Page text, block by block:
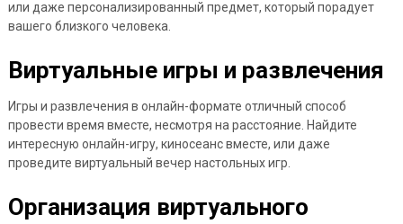
или даже персонализированный предмет, который порадует
вашего близкого человека.
Виртуальные игры и развлечения
Игры и развлечения в онлайн-формате отличный способ
провести время вместе, несмотря на расстояние. Найдите
интересную онлайн-игру, киносеанс вместе, или даже
проведите виртуальный вечер настольных игр.
Организация виртуального